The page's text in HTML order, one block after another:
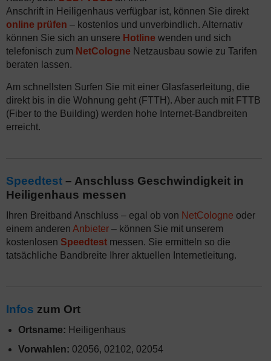
Anschrift in Heiligenhaus verfügbar ist, können Sie direkt
online prüfen – kostenlos und unverbindlich. Alternativ
können Sie sich an unsere Hotline wenden und sich
telefonisch zum NetCologne Netzausbau sowie zu Tarifen
beraten lassen.
Am schnellsten Surfen Sie mit einer Glasfaserleitung, die
direkt bis in die Wohnung geht (FTTH). Aber auch mit FTTB
(Fiber to the Building) werden hohe Internet-Bandbreiten
erreicht.
Speedtest – Anschluss Geschwindigkeit in
Heiligenhaus messen
Ihren Breitband Anschluss – egal ob von NetCologne oder
einem anderen Anbieter – können Sie mit unserem
kostenlosen Speedtest messen. Sie ermitteln so die
tatsächliche Bandbreite Ihrer aktuellen Internetleitung.
Infos zum Ort
Ortsname: Heiligenhaus
Vorwahlen: 02056, 02102, 02054